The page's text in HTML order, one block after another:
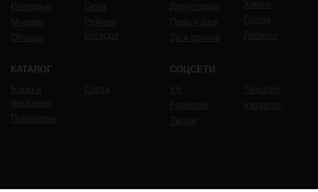
КАТАЛОГ СОЦСЕТИ